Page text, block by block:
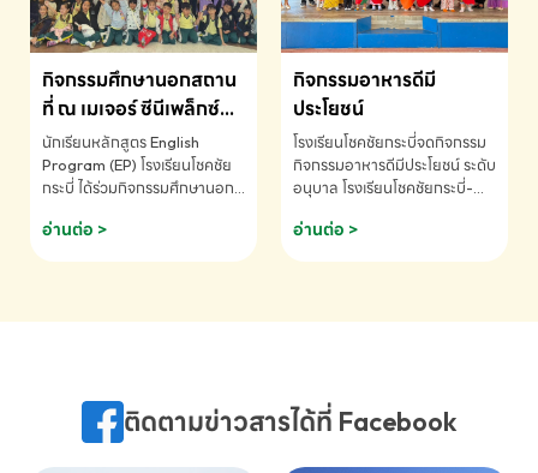
COMPETITION 2026 - ถ้วย
รางวัลรองชนะเลิศอันดับที่ 2
Mental Arithmetic
Competition K2 - ถ้วยรางวัล
รองชนะเลิศอันดับที่ 2 Mental
K2(Grop) โรงเรียนโชคชัยกระบี่-
สอบถามข้อมูลเพิ่มเติม โทร.
075-691910
กิจกรรมศึกษานอกสถาน
ที่ ณ เมเจอร์ ซีนีเพล็กซ์
ระดับประถมศึกษา (EP.1-
6)
นักเรียนหลักสูตร English
Program (EP) โรงเรียนโชคชัย
กระบี่ ได้ร่วมกิจกรรมศึกษานอก
ชมภาพยนตร์ Toy Story 5
(Soundtrack)เพื่อเสริมทักษะ
ภาษา ผ่านประสบการณ์การเรียนรู้
075-691910
อ่านต่อ >
กิจกรรมอาหารดีมี
ประโยชน์
โรงเรียนโชคชัยกระบี่จดกิจกรรม
กิจกรรมอาหารดีมีประโยชน์ ระดับ
อนุบาล โรงเรียนโชคชัยกระบี่-
075-691910
อ่านต่อ >
ติดตามข่าวสารได้ที่ Facebook